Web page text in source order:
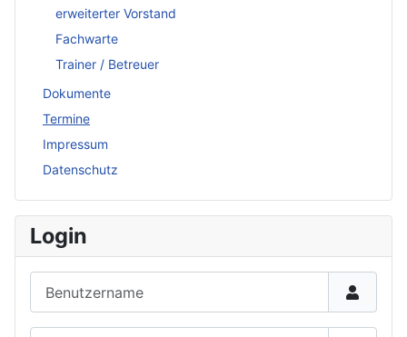
erweiterter Vorstand
Fachwarte
Trainer / Betreuer
Dokumente
Termine
Impressum
Datenschutz
Login